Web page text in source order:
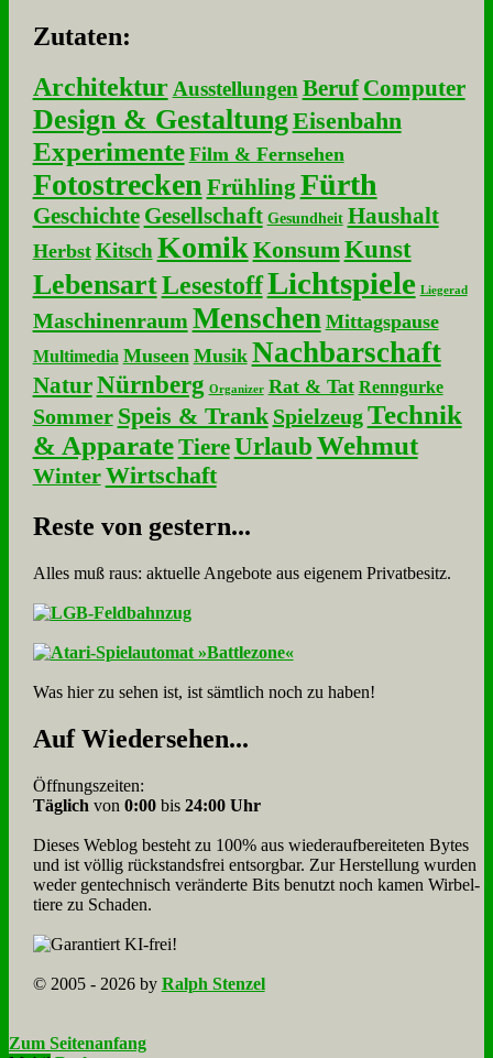
Zu­ta­ten:
Architektur Ausstellungen Beruf Computer
Design & GestaltungEisenbahn
Experimente Film & Fernsehen
Fotostrecken Frühling Fürth
Geschichte Gesellschaft Gesundheit Haushalt
Herbst Kitsch KomikKonsumKunst
LebensartLesestoffLichtspiele Liegerad
Maschinenraum Menschen Mittagspause
Multimedia Museen Musik Nachbarschaft
NaturNürnberg Organizer Rat & Tat Renngurke
Sommer Speis & Trank Spielzeug Technik
& Apparate Tiere UrlaubWehmut
Winter Wirtschaft
Re­ste von ge­stern...
Alles muß raus: aktuelle An­ge­bo­te aus eigenem Privatbesitz.
Was hier zu sehen ist, ist sämt­lich noch zu haben!
Auf Wie­der­se­hen...
Öffnungszeiten:
Täglich von 0:00bis 24:00 Uhr
Dieses Weblog besteht zu 100% aus wie­der­auf­bereite­ten Bytes
und ist völlig rück­stands­frei ent­sorg­bar. Zur Herstellung wurden
weder gen­tech­nisch veränderte Bits benutzt noch kamen Wir­bel­
tiere zu Scha­den.
© 2005 - 2026 by Ralph Stenzel
Zum Seitenanfang